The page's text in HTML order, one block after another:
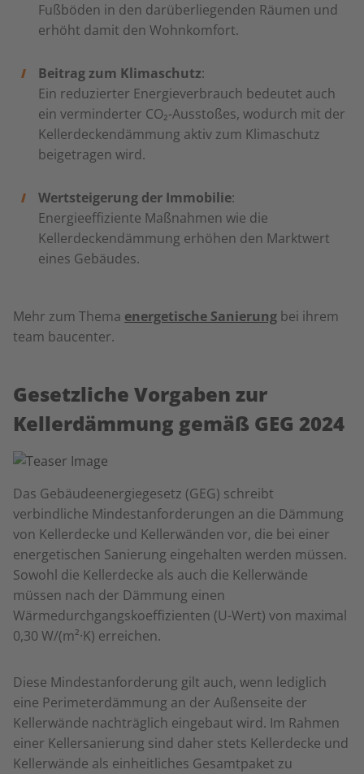
Fußböden in den darüberliegenden Räumen und
erhöht damit den Wohnkomfort.
Beitrag zum Klimaschutz:
Ein reduzierter Energieverbrauch bedeutet auch
ein verminderter CO₂-Ausstoßes, wodurch mit der
Kellerdeckendämmung aktiv zum Klimaschutz
beigetragen wird.
Wertsteigerung der Immobilie:
Energieeffiziente Maßnahmen wie die
Kellerdeckendämmung erhöhen den Marktwert
eines Gebäudes.
Mehr zum Thema energetische Sanierung bei ihrem
team baucenter.
Gesetzliche Vorgaben zur
Kellerdämmung gemäß GEG 2024
Das Gebäudeenergiegesetz (GEG) schreibt
verbindliche Mindestanforderungen an die Dämmung
von Kellerdecke und Kellerwänden vor, die bei einer
energetischen Sanierung eingehalten werden müssen.
Sowohl die Kellerdecke als auch die Kellerwände
müssen nach der Dämmung einen
Wärmedurchgangskoeffizienten (U-Wert) von maximal
0,30 W/(m²·K) erreichen.
Diese Mindestanforderung gilt auch, wenn lediglich
eine Perimeterdämmung an der Außenseite der
Kellerwände nachträglich eingebaut wird. Im Rahmen
einer Kellersanierung sind daher stets Kellerdecke und
Kellerwände als einheitliches Gesamtpaket zu